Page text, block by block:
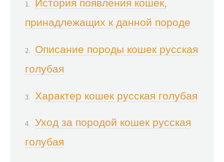
История появления кошек,
принадлежащих к данной породе
Описание породы кошек русская
голубая
Характер кошек русская голубая
Уход за породой кошек русская
голубая